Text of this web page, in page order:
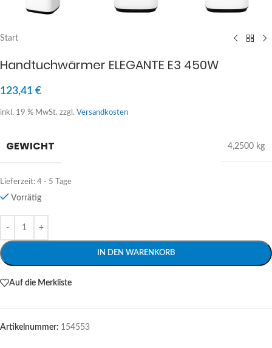
Start
Handtuchwärmer ELEGANTE E3 450W
123,41 €
inkl. 19 % MwSt. zzgl. Versandkosten
GEWICHT 4,2500 kg
Lieferzeit: 4 - 5 Tage
Vorrätig
IN DEN WARENKORB
Alternative:
Auf die Merkliste
Artikelnummer: 154553